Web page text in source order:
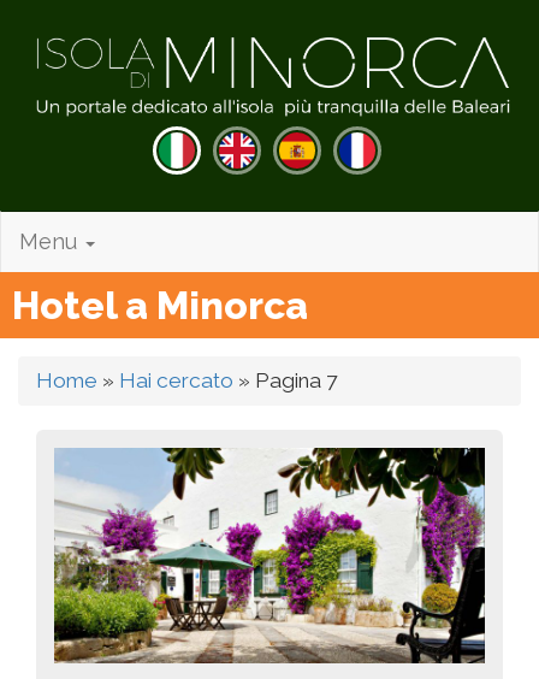
Menu
Hotel a Minorca
Home » Hai cercato » Pagina 7